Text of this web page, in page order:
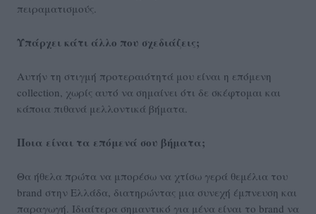
πειραματισμούς.
Υπάρχει κάτι άλλο που σχεδιάζεις;
Αυτήν τη στιγμή προτεραιότητά μου είναι η επόμενη
collection, χωρίς αυτό να σημαίνει ότι δε σκέφτομαι και
κάποια πιθανά μελλοντικά βήματα.
Ποια είναι τα επόμενά σου βήματα;
Θα ήθελα πρώτα να μπορέσω να χτίσω γερά θεμέλια του
brand στην Ελλάδα, διατηρώντας μια συνεχή έμπνευση και
παραγωγή. Ιδιαίτερα σημαντικό για μένα είναι το brand να